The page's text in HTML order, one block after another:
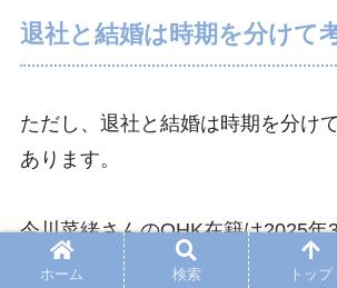
退社と結婚は時期を分けて
ただし、退社と結婚は時期を分け
あります。
今川菜緒さんのOHK在籍は2025年
NEWSキャスターとしての活動は
ホーム 検索 トップ